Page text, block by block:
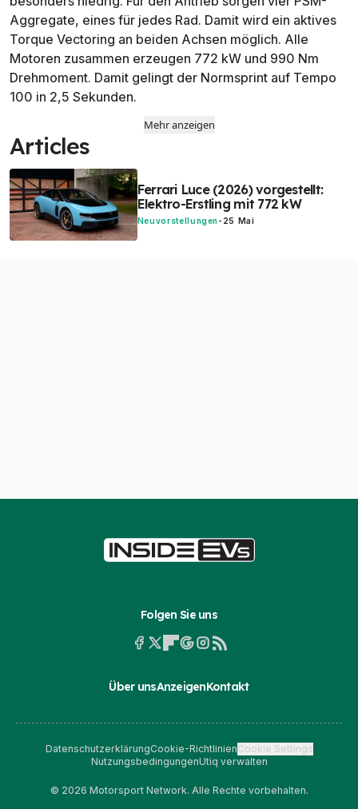
Aggregate, eines für jedes Rad. Damit wird ein aktives
Torque Vectoring an beiden Achsen möglich. Alle
Motoren zusammen erzeugen 772 kW und 990 Nm
Drehmoment. Damit gelingt der Normsprint auf Tempo
100 in 2,5 Sekunden.
Mehr anzeigen
Articles
Ferrari Luce (2026) vorgestellt:
Elektro-Erstling mit 772 kW
Neuvorstellungen - 25 Mai
Folgen Sie uns
Über unsAnzeigenKontakt
DatenschutzerklärungCookie-RichtlinienCookie Settings
NutzungsbedingungenUtiq verwalten
© 2026 Motorsport Network. Alle Rechte vorbehalten.